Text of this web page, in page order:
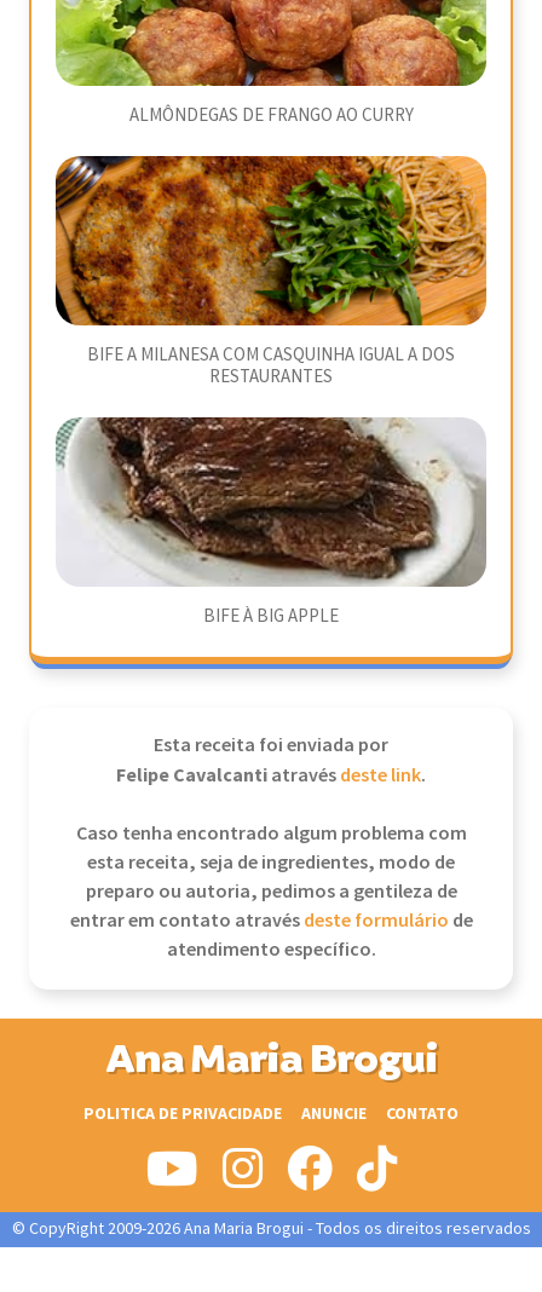
ALMÔNDEGAS DE FRANGO AO CURRY
BIFE A MILANESA COM CASQUINHA IGUAL A DOS
RESTAURANTES
BIFE À BIG APPLE
Esta receita foi enviada por
Felipe Cavalcantiatravésdeste link.
Caso tenha encontrado algum problema com
esta receita, seja de ingredientes, modo de
preparo ou autoria, pedimos a gentileza de
entrar em contato atravésdeste formulário de
atendimento específico.
Ana Maria Brogui
POLITICA DE PRIVACIDADE ANUNCIE CONTATO
© CopyRight 2009-2026 Ana Maria Brogui - Todos os direitos reservados